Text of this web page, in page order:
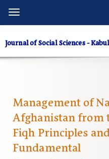
Quick
page
content
Main
Content
Sidebar
Toggle
navigation
Journal of Social Sciences -
Management of
Afghanistan from
Fiqh Principles
Fundamental